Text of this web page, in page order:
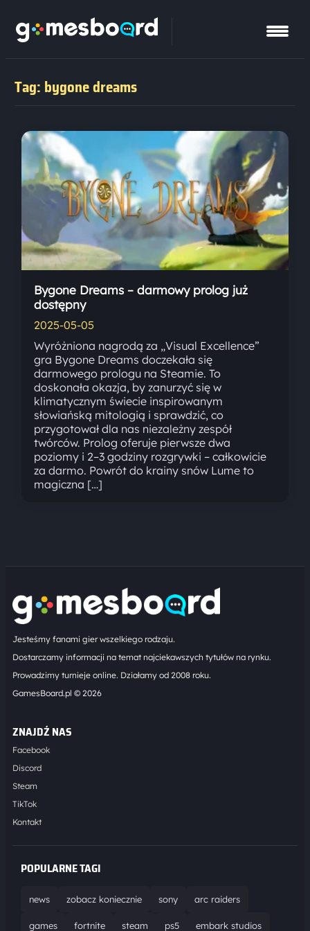
Tag: bygone dreams
Bygone Dreams – darmowy prolog już
dostępny
2025-05-05
Wyróżniona nagrodą za „Visual Excellence”
gra Bygone Dreams doczekała się
darmowego prologu na Steamie. To
doskonała okazja, by zanurzyć się w
klimatycznym świecie inspirowanym
słowiańską mitologią i sprawdzić, co
przygotował dla nas niezależny zespół
twórców. Prolog oferuje pierwsze dwa
poziomy i 2–3 godziny rozgrywki – całkowicie
za darmo. Powrót do krainy snów Lume to
magiczna […]
Jesteśmy fanami gier wszelkiego rodzaju.
Dostarczamy informacji na temat najciekawszych tytułów na rynku.
Prowadzimy turnieje online. Działamy od 2008 roku.
GamesBoard.pl © 2026
ZNAJDŹ NAS
Facebook
Discord
Steam
TikTok
Kontakt
POPULARNE TAGI
news zobacz koniecznie sony arc raiders
games fortnite steam ps5 embark studios